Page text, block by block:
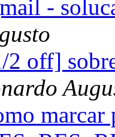
-
off]
marcar